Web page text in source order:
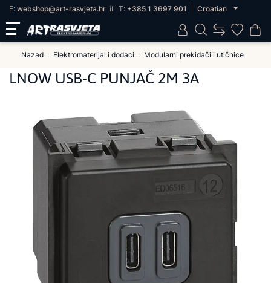
E: webshop@art-rasvjeta.hr ili T: +385 1 3697 901 Croatian
Nazad Elektromaterijal i dodaci Modularni prekidači i utičnice
LNOW USB-C PUNJAČ 2M 3A